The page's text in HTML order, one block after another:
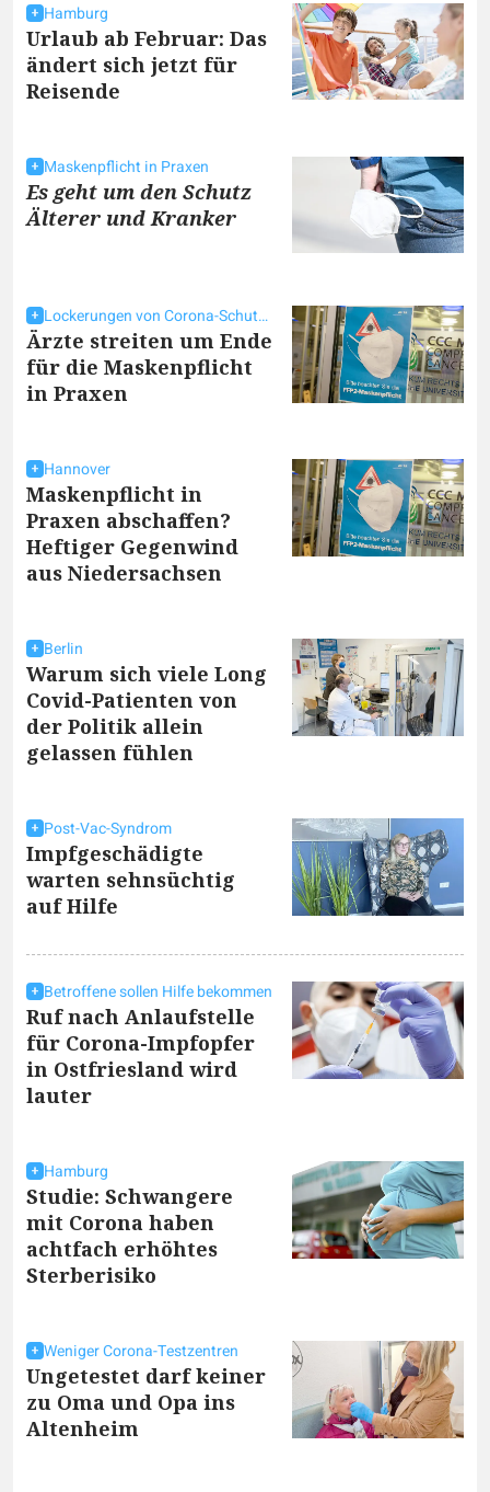
Hamburg
Urlaub ab Februar: Das
ändert sich jetzt für
Reisende
Maskenpflicht in Praxen
Es geht um den Schutz
Älterer und Kranker
Lockerungen von Corona-Schutzmaßnahmen
Ärzte streiten um Ende
für die Maskenpflicht
in Praxen
Hannover
Maskenpflicht in
Praxen abschaffen?
Heftiger Gegenwind
aus Niedersachsen
Berlin
Warum sich viele Long
Covid-Patienten von
der Politik allein
gelassen fühlen
Post-Vac-Syndrom
Impfgeschädigte
warten sehnsüchtig
auf Hilfe
Betroffene sollen Hilfe bekommen
Ruf nach Anlaufstelle
für Corona-Impfopfer
in Ostfriesland wird
lauter
Hamburg
Studie: Schwangere
mit Corona haben
achtfach erhöhtes
Sterberisiko
Weniger Corona-Testzentren
Ungetestet darf keiner
zu Oma und Opa ins
Altenheim